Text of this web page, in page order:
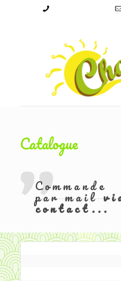
Catalogue
Commande
par mail
contact...